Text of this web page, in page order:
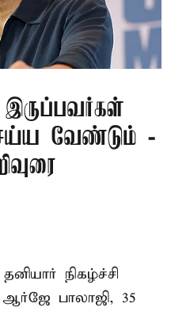
வேண்டும் -
நிகழ்ச்சி
பாலாஜி, 35